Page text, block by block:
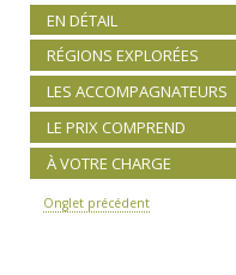
EN DÉTAIL
RÉGIONS EXPLORÉES
LES ACCOMPAGNATEURS
LE PRIX COMPREND
À VOTRE CHARGE
Onglet précédent